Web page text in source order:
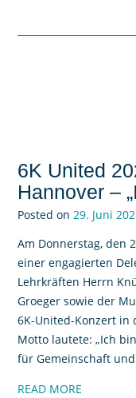
6K United
Hannover –
Posted on 29. Juni
Am Donnerstag, den
einer engagierten
Lehrkräften Herrn
Groeger sowie der
6K-United-Konzert in
Motto lautete: „Ich
für Gemeinschaft
READ MORE